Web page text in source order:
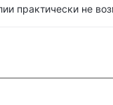
практически не